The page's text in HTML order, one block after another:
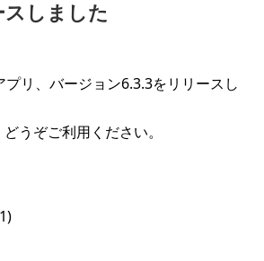
しました
リ、バージョン6.3.3をリリースし
うぞご利用ください。